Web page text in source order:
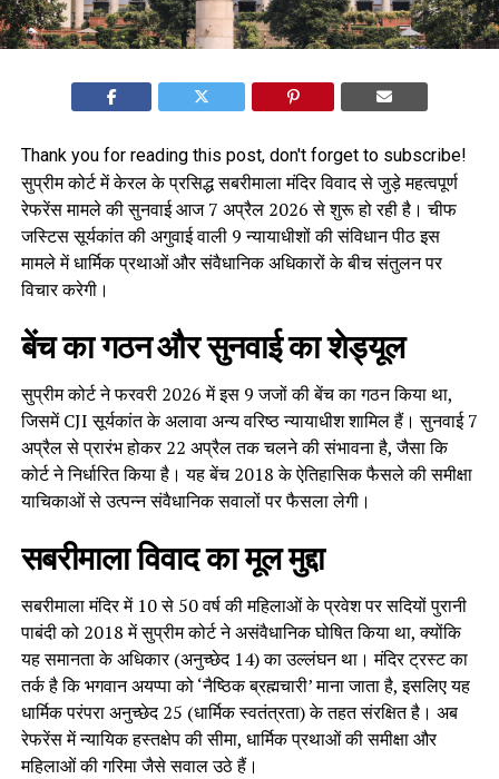
Thank you for reading this post, don't forget to subscribe!
सुप्रीम कोर्ट में केरल के प्रसिद्ध सबरीमाला मंदिर विवाद से जुड़े महत्वपूर्ण
रेफरेंस मामले की सुनवाई आज 7 अप्रैल 2026 से शुरू हो रही है। चीफ
जस्टिस सूर्यकांत की अगुवाई वाली 9 न्यायाधीशों की संविधान पीठ इस
मामले में धार्मिक प्रथाओं और संवैधानिक अधिकारों के बीच संतुलन पर
विचार करेगी।
बेंच का गठन और सुनवाई का शेड्यूल
सुप्रीम कोर्ट ने फरवरी 2026 में इस 9 जजों की बेंच का गठन किया था,
जिसमें CJI सूर्यकांत के अलावा अन्य वरिष्ठ न्यायाधीश शामिल हैं। सुनवाई 7
अप्रैल से प्रारंभ होकर 22 अप्रैल तक चलने की संभावना है, जैसा कि
कोर्ट ने निर्धारित किया है। यह बेंच 2018 के ऐतिहासिक फैसले की समीक्षा
याचिकाओं से उत्पन्न संवैधानिक सवालों पर फैसला लेगी।
सबरीमाला विवाद का मूल मुद्दा
सबरीमाला मंदिर में 10 से 50 वर्ष की महिलाओं के प्रवेश पर सदियों पुरानी
पाबंदी को 2018 में सुप्रीम कोर्ट ने असंवैधानिक घोषित किया था, क्योंकि
यह समानता के अधिकार (अनुच्छेद 14) का उल्लंघन था। मंदिर ट्रस्ट का
तर्क है कि भगवान अयप्पा को ‘नैष्ठिक ब्रह्मचारी’ माना जाता है, इसलिए यह
धार्मिक परंपरा अनुच्छेद 25 (धार्मिक स्वतंत्रता) के तहत संरक्षित है। अब
रेफरेंस में न्यायिक हस्तक्षेप की सीमा, धार्मिक प्रथाओं की समीक्षा और
महिलाओं की गरिमा जैसे सवाल उठे हैं।